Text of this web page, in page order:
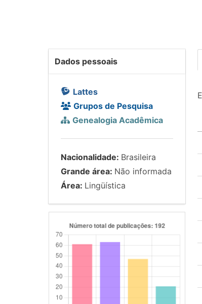
Dados pessoais
Lattes
Grupos de Pesquisa
Genealogia Acadêmica
Nacionalidade: Brasileira
Grande área: Não informada
Área: Lingüística